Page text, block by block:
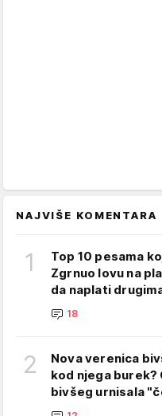
NAJVIŠE KOMENTARA
1
Top 10 pesama
Zgrnuo lovu na
da naplati
18
2
Nova verenica
kod njega
bivšeg urnisala